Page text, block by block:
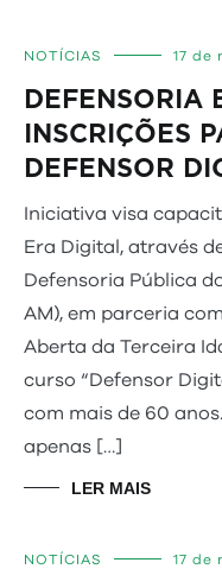
NOTÍCIAS 17 de
DEFENSORIA
INSCRIÇÕES
DEFENSOR
Iniciativa visa
Era Digital, através
Defensoria Pública
AM), em parceria
Aberta da Terceira
curso “Defensor
com mais de 60
apenas […]
LER MAIS
NOTÍCIAS 17 de